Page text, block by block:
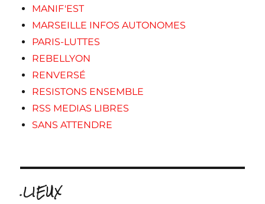
MANIF'EST
MARSEILLE INFOS AUTONOMES
PARIS-LUTTES
REBELLYON
RENVERSÉ
RESISTONS ENSEMBLE
RSS MEDIAS LIBRES
SANS ATTENDRE
.LIEUX